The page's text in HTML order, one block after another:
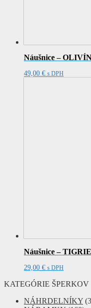
Náušnice –
49,00 € s DPH
Náušnice –
29,00 € s DPH
KATEGÓRIE ŠPERKOV
NÁHRDELNÍKY